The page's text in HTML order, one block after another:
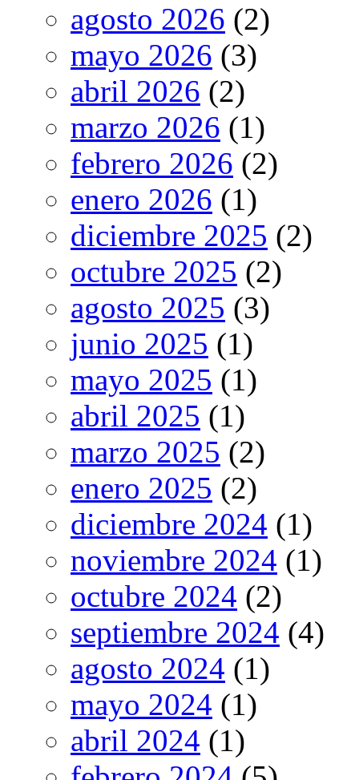
agosto 2026 (2)
mayo 2026 (3)
abril 2026 (2)
marzo 2026 (1)
febrero 2026 (2)
enero 2026 (1)
diciembre 2025 (2)
octubre 2025 (2)
agosto 2025 (3)
junio 2025 (1)
mayo 2025 (1)
abril 2025 (1)
marzo 2025 (2)
enero 2025 (2)
diciembre 2024 (1)
noviembre 2024 (1)
octubre 2024 (2)
septiembre 2024 (4)
agosto 2024 (1)
mayo 2024 (1)
abril 2024 (1)